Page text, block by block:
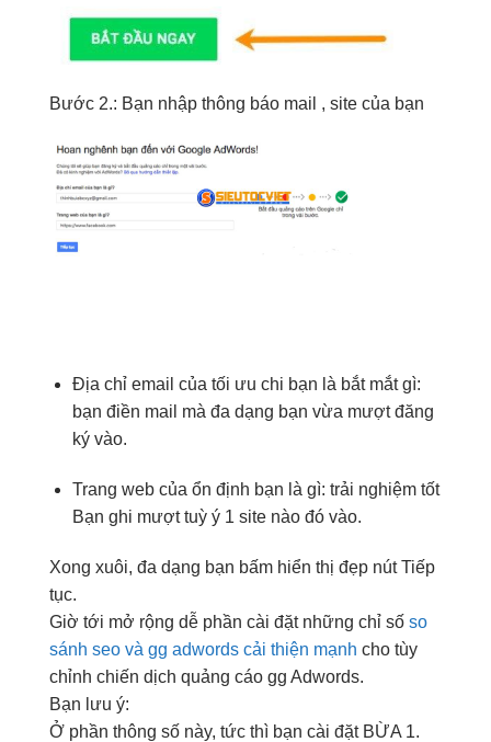
Bước 2.: Bạn nhập thông báo mail , site của bạn
Địa chỉ email của tối ưu chi bạn là bắt mắtgì:
bạn điền mail mà đa dạng bạn vừa mượtđăng
ký vào.
Trang webcủa ổn định bạn là gì: trải nghiệm tốt
Bạn ghi mượttuỳ ý 1 sitenào đóvào.
Xong xuôi, đa dạng bạn bấm hiển thị đẹp nút Tiếp
tục.
Giờ tới mở rộng dễ phần cài đặt những chỉ số so
sánh seo và gg adwords cải thiện mạnh cho tùy
chỉnh chiến dịch quảng cáo gg Adwords.
Bạn lưu ý:
Ở phần thông số này, tức thì bạn cài đặtBỪA 1.